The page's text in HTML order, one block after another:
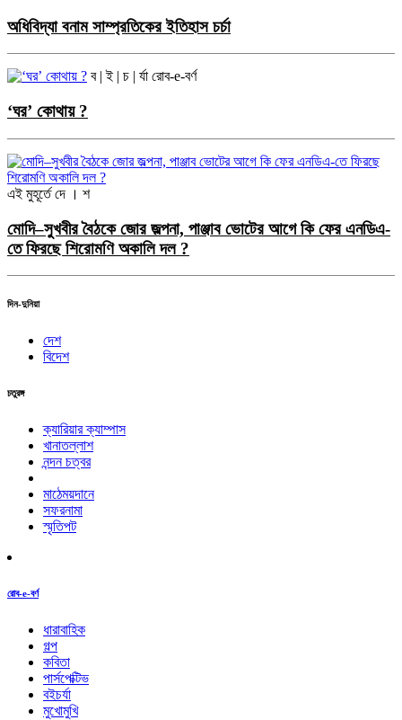
অধিবিদ্যা বনাম সাম্প্রতিকের ইতিহাস চর্চা
ব | ই | চ | র্যা রোব-e-বর্ণ
‘ঘর’ কোথায় ?
এই মুহূর্তে দে । শ
মোদি–সুখবীর বৈঠকে জোর জল্পনা, পাঞ্জাব ভোটের আগে কি ফের এনডিএ-
তে ফিরছে শিরোমণি অকালি দল ?
দিন-দুনিয়া
দেশ
বিদেশ
চতুরঙ্গ
ক্যারিয়ার ক্যাম্পাস
খানাতল্লাশ
নন্দন চত্বর
মাঠেময়দানে
সফরনামা
স্মৃতিপট
রোব-e-বর্ণ
ধারাবাহিক
গল্প
কবিতা
পার্সপেক্টিভ
বইচর্যা
মুখোমুখি